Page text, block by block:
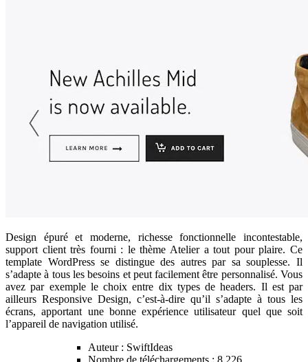
Design épuré et moderne, richesse fonctionnelle incontestable,
support client très fourni : le thème Atelier a tout pour plaire. Ce
template WordPress se distingue des autres par sa souplesse. Il
s’adapte à tous les besoins et peut facilement être personnalisé. Vous
avez par exemple le choix entre dix types de headers. Il est par
ailleurs Responsive Design, c’est-à-dire qu’il s’adapte à tous les
écrans, apportant une bonne expérience utilisateur quel que soit
l’appareil de navigation utilisé.
Auteur : SwiftIdeas
Nombre de téléchargements : 8 226